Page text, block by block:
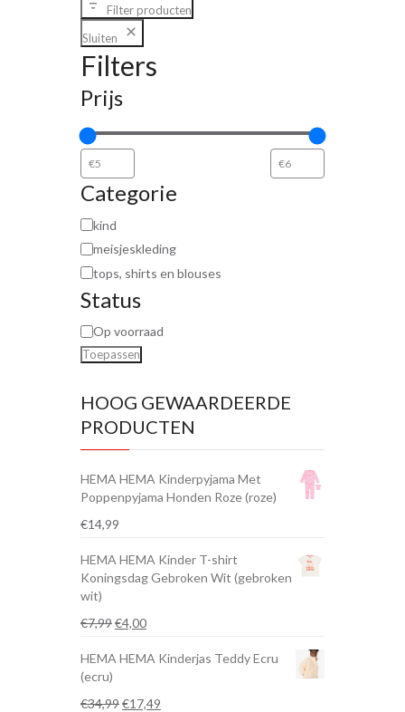
Filter producten
Sluiten
Filters
Prijs
Categorie
kind
meisjeskleding
tops, shirts en blouses
Status
Op voorraad
Toepassen
HOOG GEWAARDEERDE
PRODUCTEN
HEMA HEMA Kinderpyjama Met
Poppenpyjama Honden Roze (roze)
€14,99
HEMA HEMA Kinder T-shirt
Koningsdag Gebroken Wit (gebroken
wit)
€7,99Oorspronkelijke
was:
€4,00Huidige
is:
HEMA HEMA Kinderjas Teddy Ecru
(ecru)
€34,99Oorspronkelijke
€17,49